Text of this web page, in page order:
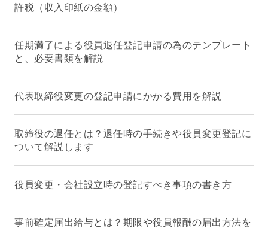
許税（収入印紙の金額）
任期満了による役員退任登記申請の為のテンプレート
と、必要書類を解説
代表取締役変更の登記申請にかかる費用を解説
取締役の退任とは？退任時の手続きや役員変更登記に
ついて解説します
役員変更・会社設立時の登記すべき事項の書き方
事前確定届出給与とは？期限や役員報酬の届出方法を